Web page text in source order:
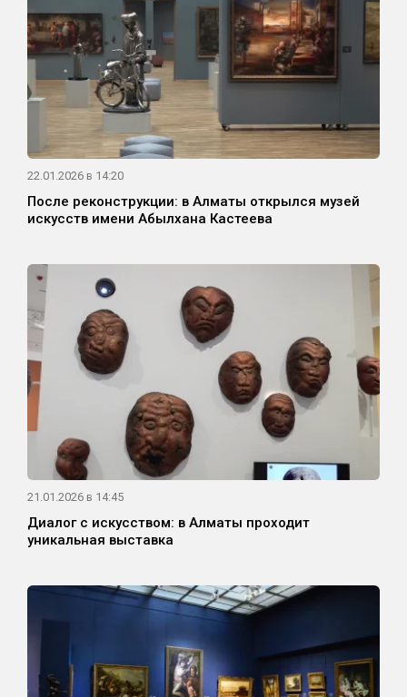
22.01.2026 в 14:20
После реконструкции: в Алматы открылся музей
искусств имени Абылхана Кастеева
21.01.2026 в 14:45
Диалог с искусством: в Алматы проходит
уникальная выставка